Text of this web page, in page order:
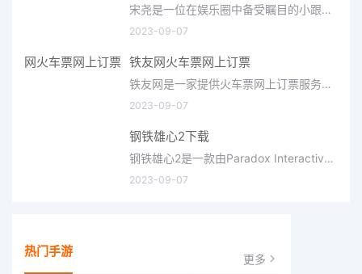
宋尧是一位在娱乐圈中备受瞩目的小跟班，他的出现不仅为明星们提供了帮助，也为我们展示了娱乐圈内部的工作和生
2023-09-07
铁友网火车票网上订票
铁友网是一家提供火车票网上订票服务的网站，用户可以在网站上查询、预定和购买火车票。铁友网提供的订票服务
2023-09-07
钢铁雄心2下载
钢铁雄心2是一款由Paradox Interactive开发的战略模拟游戏，玩家扮演的是一个的，在游戏中需要管理的、经济、等
2023-09-07
热门手游 更多